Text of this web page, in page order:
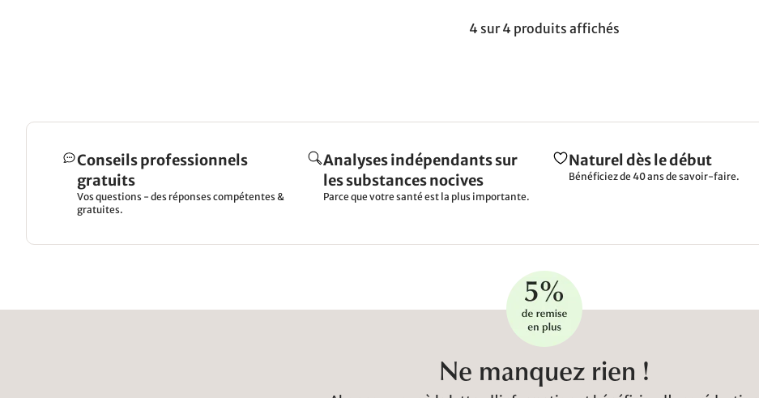
4 sur 4 produits affichés
Conseils professionnels
gratuits
Vos questions - des réponses compétentes &
gratuites.
Analyses indépendants sur
les substances nocives
Parce que votre santé est la plus importante.
Naturel dès le début
Bénéficiez de 40 ans de savoir-faire.
Ne manquez rien !